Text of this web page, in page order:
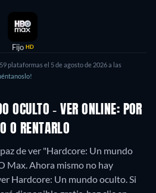
Fijo HD
plataformas el 5 de agosto de 2026 a las
OCULTO - VER ONLINE: POR
O RENTARLO
de ver "Hardcore: Un mundo
Max.Ahora mismo no hay
Hardcore: Un mundo oculto. Si